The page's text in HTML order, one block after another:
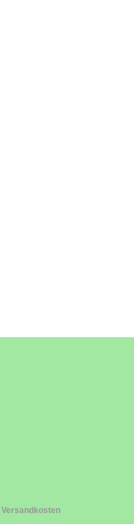
Versandkosten